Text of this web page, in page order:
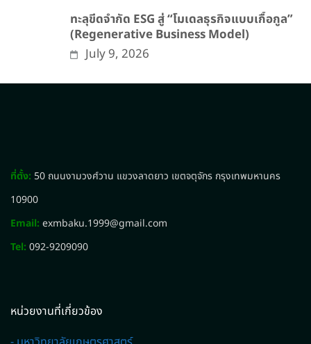
ทะลุขีดจำกัด ESG สู่ “โมเดลธุรกิจแบบเกื้อกูล”
(Regenerative Business Model)
July 9, 2026
ที่ตั้ง: 50 ถนนงามวงศ์วาน แขวงลาดยาว เขตจตุจักร กรุงเทพมหานคร
10900
Email: exmbaku.1999@gmail.com
Tel: 092-9209090
หน่วยงานที่เกี่ยวข้อง